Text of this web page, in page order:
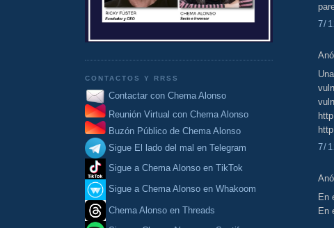
CONTACTOS Y RRSS
Contactar con Chema Alonso
Reunión Virtual con Chema Alonso
Buzón Público de Chema Alonso
Sigue El lado del mal en Telegram
Sigue a Chema Alonso en TikTok
Sigue a Chema Alonso en Whakoom
Chema Alonso en Threads
7/
7/
En
En